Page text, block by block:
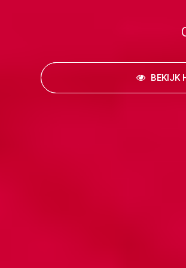
BEKIJK